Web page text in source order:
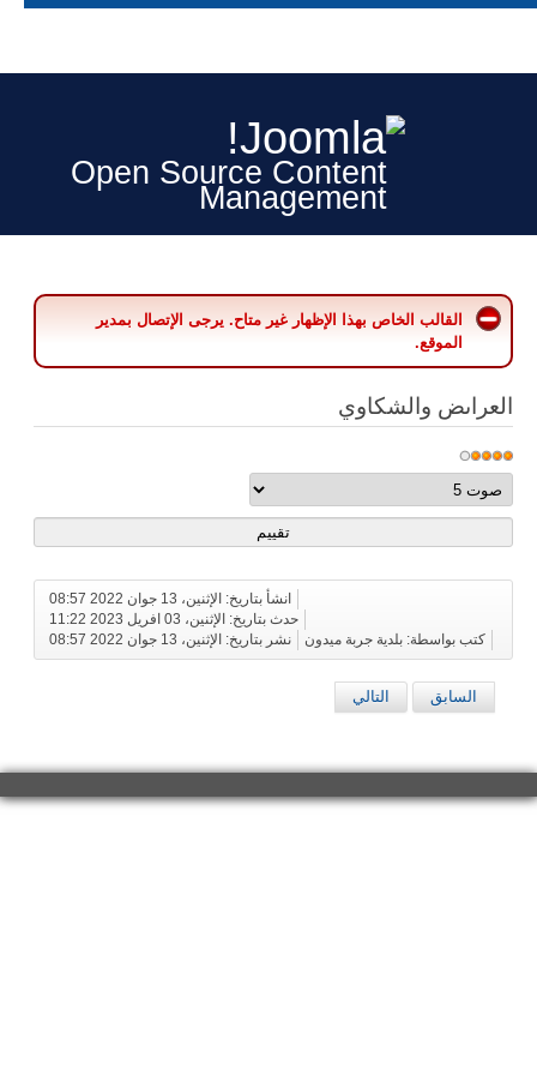
Open Source Content
Management
القالب الخاص بهذا الإظهار غير متاح. يرجى الإتصال بمدير
الموقع.
العراىض والشكاوي
انشأ بتاريخ: الإثنين، 13 جوان 2022 08:57
حدث بتاريخ: الإثنين، 03 افريل 2023 11:22
نشر بتاريخ: الإثنين، 13 جوان 2022 08:57
كتب بواسطة: بلدية جربة ميدون
السابق التالي